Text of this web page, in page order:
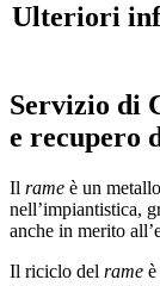
Ulteriori
Servizio di
e recupero
Il rame è un
nell’impiantistica,
anche in merito
Il riciclo del rame